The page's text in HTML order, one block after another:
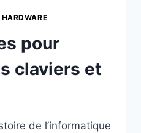
HARDWARE
pour
claviers et
de l’informatique